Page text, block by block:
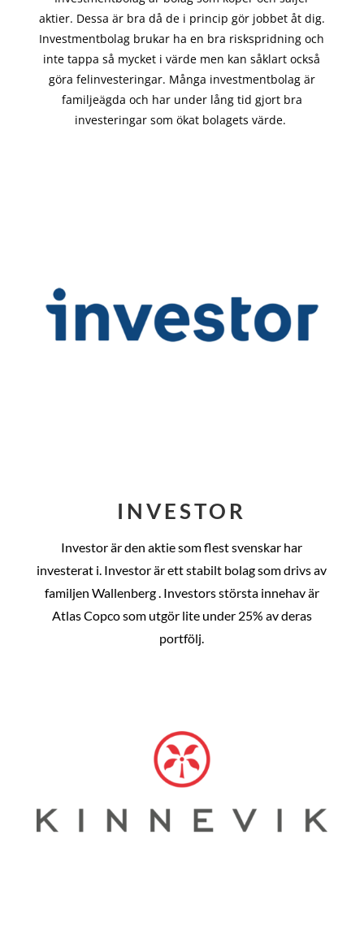
aktier. Dessa är bra då de i princip görjobbet åt dig.
Investmentbolag brukar ha en bra riskspridning och
inte tappa så mycket i värde men kan såklart också
göra felinvesteringar. Många investmentbolag är
familjeägda och har under lång tid gjort bra
investeringar som ökat bolagets värde.
INVESTOR
Investor är den aktie som flest svenskar har
investerat i. Investor är ett stabilt bolag som drivs av
familjen Wallenberg . Investors största innehav är
Atlas Copco som utgör lite under 25% av deras
portfölj.